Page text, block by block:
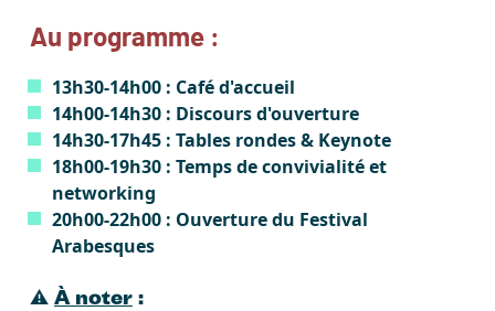
Au programme :
13h30-14h00 : Café d'accueil
14h00-14h30 : Discours d'ouverture
14h30-17h45 : Tables rondes & Keynote
18h00-19h30 : Temps de convivialité et
networking
20h00-22h00 : Ouverture du Festival
Arabesques
⚠️ À noter :